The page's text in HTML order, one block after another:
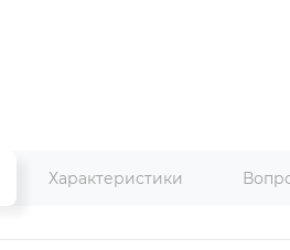
Характеристики